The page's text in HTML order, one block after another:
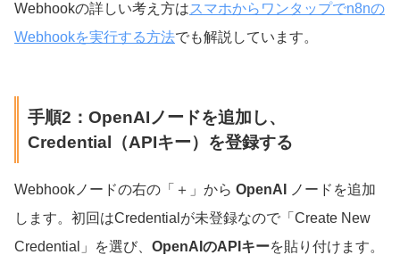
Webhookの詳しい考え方はスマホからワンタップでn8nの
Webhookを実行する方法でも解説しています。
手順2：OpenAIノードを追加し、
Credential（APIキー）を登録する
Webhookノードの右の「＋」から OpenAI
ノードを追加
します。初回はCredentialが未登録なので「Create New
Credential」を選び、 OpenAIのAPIキーを貼り付けます。